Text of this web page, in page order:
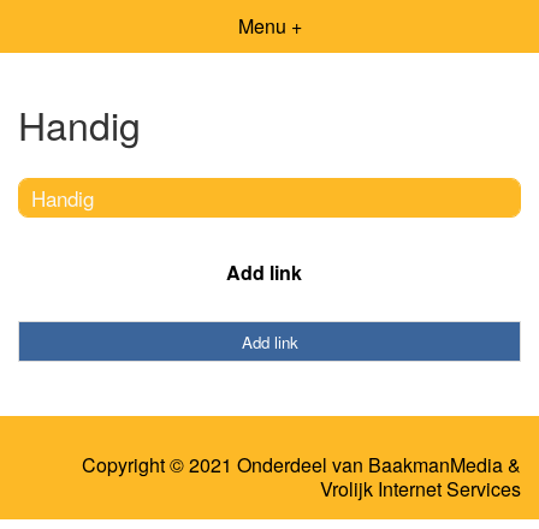
Menu +
Handig
Handig
Add link
Add link
Copyright © 2021 Onderdeel van BaakmanMedia&
Vrolijk Internet Services